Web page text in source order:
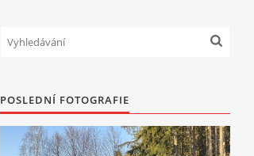
POSLEDNÍ FOTOGRAFIE